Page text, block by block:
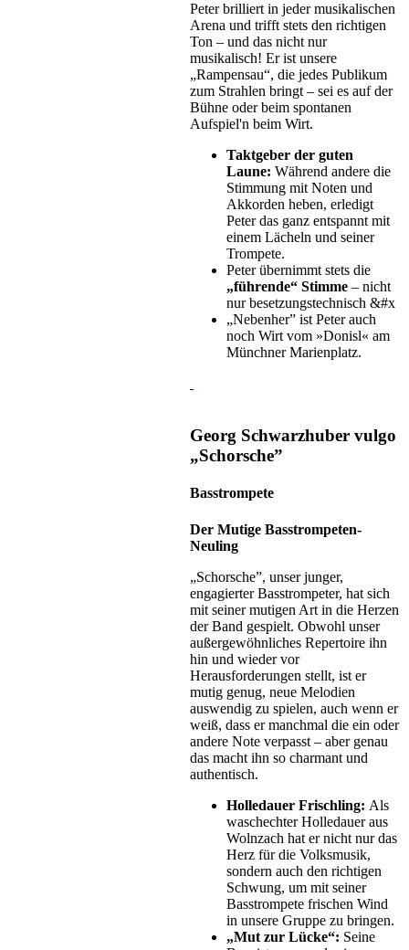
Peter brilliert in jeder musikalischen
Arena und trifft stets den richtigen
Ton – und das nicht nur
musikalisch! Er ist unsere
„Rampensau“, die jedes Publikum
zum Strahlen bringt – sei es auf der
Bühne oder beim spontanen
Aufspiel'n beim Wirt.
Taktgeber der guten
Laune: Während andere die
Stimmung mit Noten und
Akkorden heben, erledigt
Peter das ganz entspannt mit
einem Lächeln und seiner
Trompete.
Peter übernimmt stets die
„führende“ Stimme – nicht
nur besetzungstechnisch &#x
„Nebenher” ist Peter auch
noch Wirt vom »Donisl« am
Münchner Marienplatz.
Georg Schwarzhuber vulgo
„Schorsche”
Basstrompete
Der Mutige Basstrompeten-
Neuling
„Schorsche”, unser junger,
engagierter Basstrompeter, hat sich
mit seiner mutigen Art in die Herzen
der Band gespielt. Obwohl unser
außergewöhnliches Repertoire ihn
hin und wieder vor
Herausforderungen stellt, ist er
mutig genug, neue Melodien
auswendig zu spielen, auch wenn er
weiß, dass er manchmal die ein oder
andere Note verpasst – aber genau
das macht ihn so charmant und
authentisch.
Holledauer Frischling: Als
waschechter Holledauer aus
Wolnzach hat er nicht nur das
Herz für die Volksmusik,
sondern auch den richtigen
Schwung, um mit seiner
Basstrompete frischen Wind
in unsere Gruppe zu bringen.
„Mut zur Lücke“: Seine